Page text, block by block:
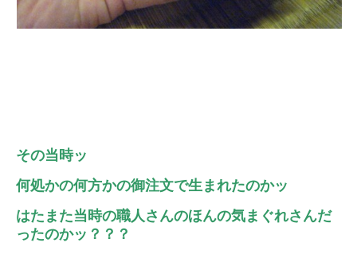
その当時ッ
何処かの何方かの御注文で生まれたのかッ
はたまた当時の職人さんのほんの気まぐれさんだ
ったのかッ？？？